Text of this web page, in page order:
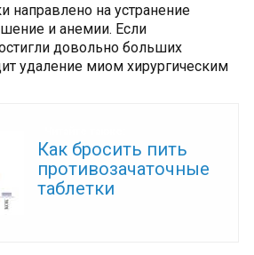
направлено на устранение
и анемии. Если
довольно больших
удаление миом хирургическим
Как бросить пить
противозачаточные
таблетки